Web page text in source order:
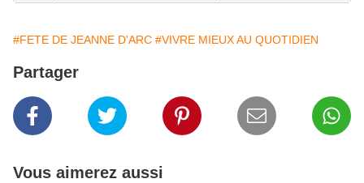
#FETE DE JEANNE D'ARC #VIVRE MIEUX AU QUOTIDIEN
Partager
Vous aimerez aussi